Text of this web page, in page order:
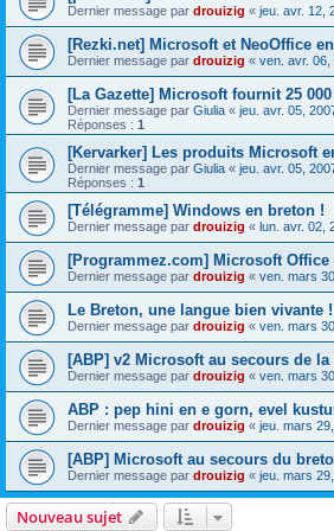
Dernier message par drouizig « jeu. avr. 12,
[Rezki.net] Microsoft et NeoOffice
Dernier message par drouizig « ven. avr. 06,
[La Gazette] Microsoft fournit 25
Dernier message par Giulia « jeu. avr. 05,
Réponses : 1
[Kervarker] Les produits Microsoft
Dernier message par Giulia « jeu. avr. 05,
Réponses : 1
[Télégramme] Windows en breton !
Dernier message par drouizig « lun. avr. 02,
[Programmez.com] Microsoft Office
Dernier message par drouizig « ven. mars
Le Breton, une langue bien vivante
Dernier message par drouizig « ven. mars
[ABP] v2 Microsoft au secours de
Dernier message par drouizig « ven. mars
ABP : pep hini en e gorn, evel
Dernier message par drouizig « jeu. mars
[ABP] Microsoft au secours du
Dernier message par drouizig « jeu. mars
Nouveau sujet